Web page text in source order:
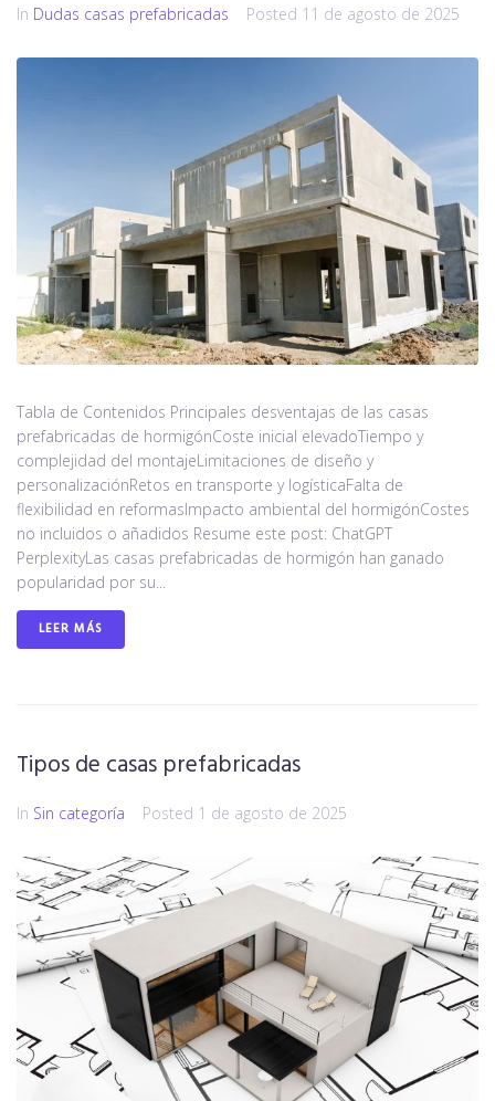
In Dudas casas prefabricadas Posted 11 de agosto de 2025
Tabla de Contenidos Principales desventajas de las casas
prefabricadas de hormigónCoste inicial elevadoTiempo y
complejidad del montajeLimitaciones de diseño y
personalizaciónRetos en transporte y logísticaFalta de
flexibilidad en reformasImpacto ambiental del hormigónCostes
no incluidos o añadidos Resume este post: ChatGPT
PerplexityLas casas prefabricadas de hormigón han ganado
popularidad por su...
LEER MÁS
Tipos de casas prefabricadas
In Sin categoría Posted 1 de agosto de 2025